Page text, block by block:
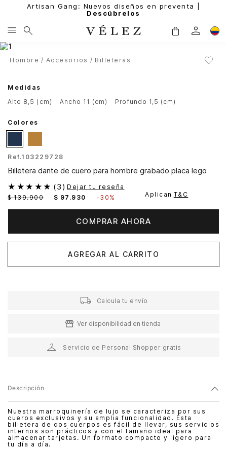
Artisan Gang: Nuevos diseños en preventa |
Descúbrelos
Hombre Accesorios Billeteras
Medidas
alto 8,5 (cm)
ancho 11 (cm) profundo 1,5 (cm)
Colores
Ref.103229728
Billetera dante de cuero para hombre grabado placa lego
★ ★ ★ ★ ★ (3 ) Dejar tu reseña
$ 139.900 $ 97 .930 - 30% Aplican T&C
COMPRAR AHORA
AGREGAR AL CARRITO
Calcula tu envío
Ver disponibilidad en tienda
Servicio de Personal Shopper gratis
Descripción
Nuestra marroquinería de lujo se caracteriza por sus
cueros exclusivos y su amplia funcionalidad. Esta
billetera de dos cuerpos es fácil de llevar, sus servicios
internos son prácticos y con el tamaño ideal para
almacenar tarjetas. Un formato compacto y ligero para
tu día a día.